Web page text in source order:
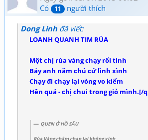
Có
11 người thích
Dong Linh đã viết:
LOANH QUANH TIM RÙA
Một chị rùa vàng chạy rối tinh
Bảy anh năm chú cứ lình xình
Chạy đi chạy lại vòng vo kiếm
Hên quá - chị chui trong giỏ mình.[/
QUEN Ở HỒ SÂU